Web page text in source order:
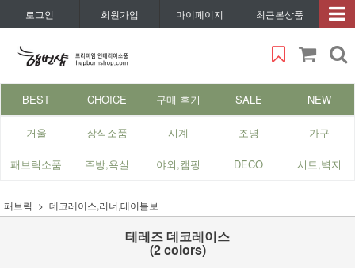
로그인 회원가입 마이페이지 최근본상품
BEST CHOICE 구매 후기 SALE NEW
거울 장식소품 시계 조명 가구
패브릭소품 주방,욕실 야외,캠핑 DECO 시트,벽지
패브릭 데코레이스,러너,테이블보
테레즈 데코레이스
(2 colors)